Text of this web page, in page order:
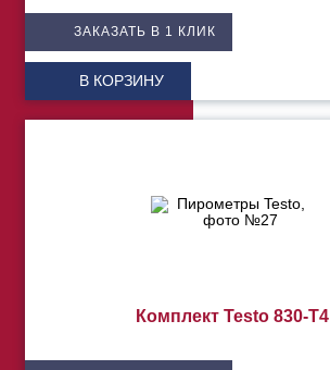
ЗАКАЗАТЬ В 1 КЛИК
В КОРЗИНУ
Комплект Testo 830-T4